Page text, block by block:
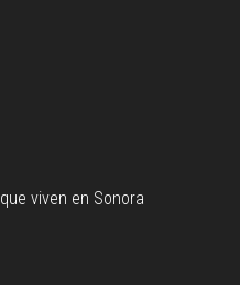
viven en Sonora